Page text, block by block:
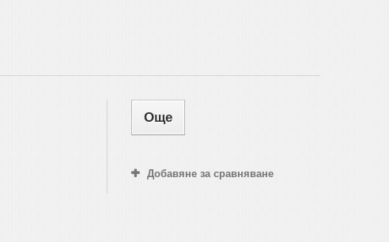
Още
Добавяне за сравняване